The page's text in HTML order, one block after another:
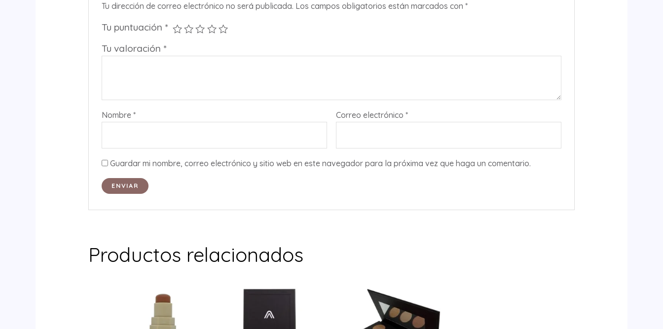
Tu dirección de correo electrónico no será publicada. Los campos obligatorios están marcados con*
Tu puntuación *
Tu valoración *
Nombre* Correo electrónico*
Guardar mi nombre, correo electrónico y sitio web en este navegador para la próxima vez que haga un comentario.
Productos relacionados